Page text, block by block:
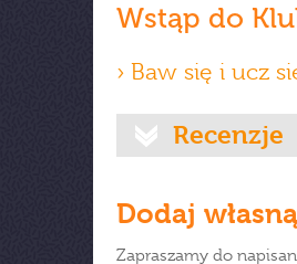
Wstąp do
› Baw się i ucz
Recenzje
Dodaj
Zapraszamy do